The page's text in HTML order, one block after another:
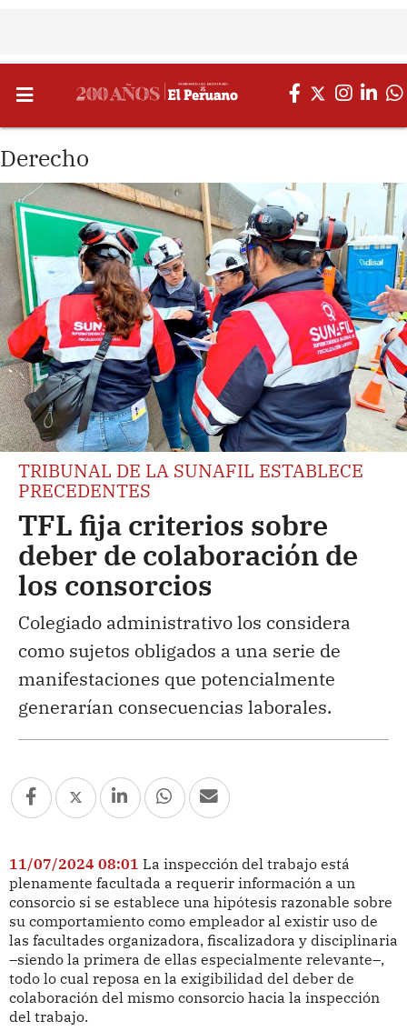
Derecho
TRIBUNAL DE LA SUNAFIL ESTABLECE
PRECEDENTES
TFL fija criterios sobre
deber de colaboración de
los consorcios
Colegiado administrativo los considera
como sujetos obligados a una serie de
manifestaciones que potencialmente
generarían consecuencias laborales.
11/07/2024 08:01 La inspección del trabajo está
plenamente facultada a requerir información a un
consorcio si se establece una hipótesis razonable sobre
su comportamiento como empleador al existir uso de
las facultades organizadora, fiscalizadora y disciplinaria
–siendo la primera de ellas especialmente relevante–,
todo lo cual reposa en la exigibilidad del deber de
colaboración del mismo consorcio hacia la inspección
del trabajo.